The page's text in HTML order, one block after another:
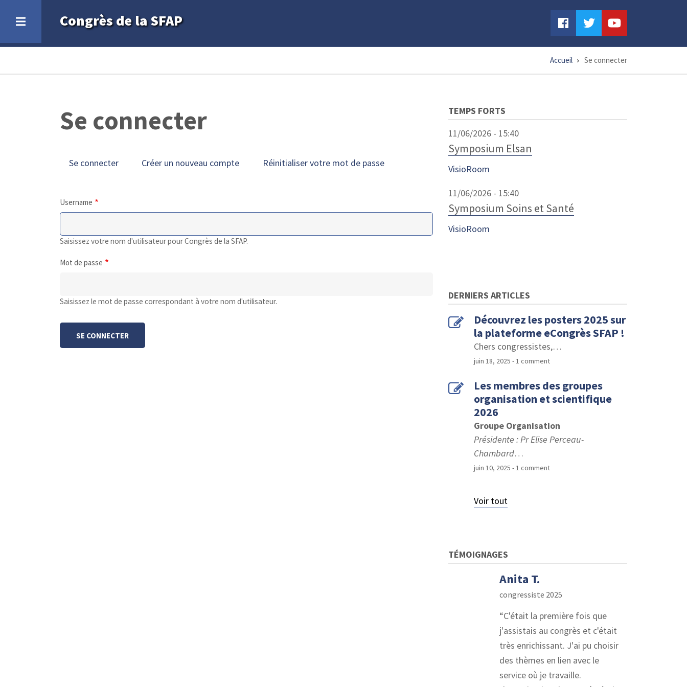
principal
Congrès de la SFAP
Fil
Accueil Se connecter
Se connecter
PRIMARY
TABS
Se connecter (ongletCréer un nouveau compte Réinitialiser votre mot de passe
Username
Saisissez votre nom d'utilisateur pour Congrès de la SFAP.
Mot de passe
Saisissez le mot de passe correspondant à votre nom d'utilisateur.
TEMPS FORTS
11/06/2026 - 15:40
Symposium Elsan
VisioRoom
11/06/2026 - 15:40
Symposium Soins et Santé
VisioRoom
DERNIERS ARTICLES
Découvrez les posters 2025 sur
la plateforme eCongrès SFAP !
Chers congressistes,…
juin 18, 2025 - 1 comment
Les membres des groupes
organisation et scientifique
2026
Groupe Organisation
Présidente : Pr Elise Perceau-
Chambard…
juin 10, 2025 - 1 comment
Voir tout
TÉMOIGNAGES
Anita T.
congressiste 2025
C'était la première fois que
j'assistais au congrès et c'était
très enrichissant. J'ai pu choisir
des thèmes en lien avec le
service où je travaille.